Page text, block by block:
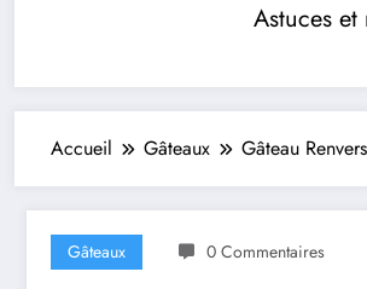
Astuces et
Accueil Gâteaux Gâteau
Gâteaux 0 Commentaires